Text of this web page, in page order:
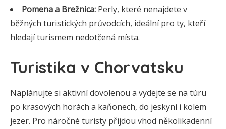
Pomena a Brežnica: Perly, které nenajdete v
běžných turistických průvodcích, ideální pro ty, kteří
hledají turismem nedotčená místa.
Turistika v Chorvatsku
Naplánujte si aktivní dovolenou a vydejte se na túru
po krasových horách a kaňonech, do jeskyní i kolem
jezer. Pro náročné turisty přijdou vhod několikadenní